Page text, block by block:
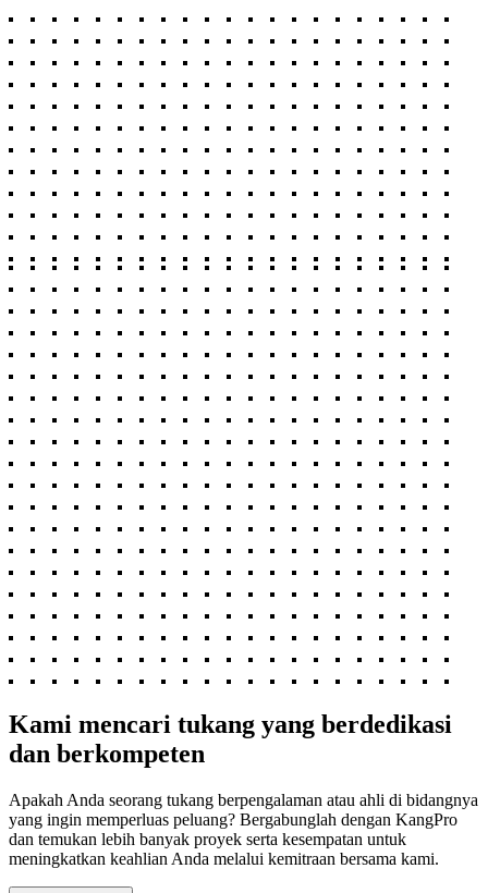
Kami mencari tukang yang berdedikasi
dan berkompeten
Apakah Anda seorang tukang berpengalaman atau ahli di bidangnya
yang ingin memperluas peluang? Bergabunglah dengan KangPro
dan temukan lebih banyak proyek serta kesempatan untuk
meningkatkan keahlian Anda melalui kemitraan bersama kami.